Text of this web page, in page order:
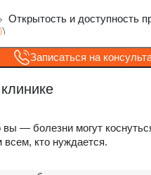
Открытость и доступность
Записаться на
вы — болезни могут
кто нуждается.